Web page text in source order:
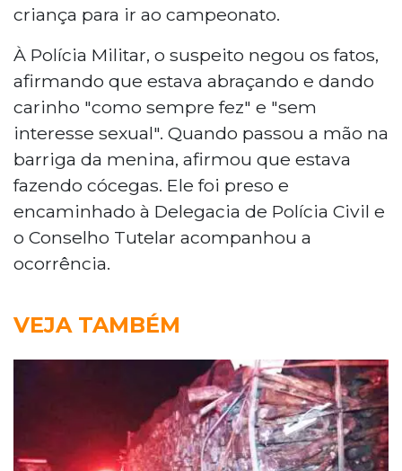
criança para ir ao campeonato.
À Polícia Militar, o suspeito negou os fatos,
afirmando que estava abraçando e dando
carinho "como sempre fez" e "sem
interesse sexual". Quando passou a mão na
barriga da menina, afirmou que estava
fazendo cócegas. Ele foi preso e
encaminhado à Delegacia de Polícia Civil e
o Conselho Tutelar acompanhou a
ocorrência.
VEJA TAMBÉM